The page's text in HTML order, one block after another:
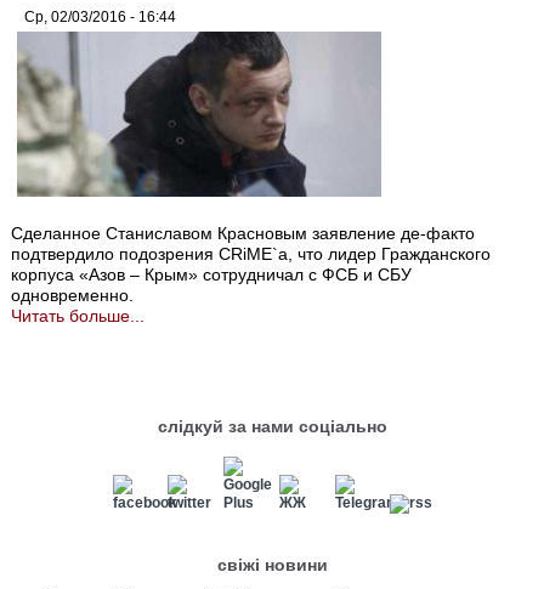
Ср, 02/03/2016 - 16:44
Сделанное Станиславом Красновым заявление де-факто
подтвердило подозрения CRiME`а, что лидер Гражданского
корпуса «Азов – Крым» сотрудничал с ФСБ и СБУ
одновременно.
Читать больше...
слідкуй за нами соціально
свіжі новини